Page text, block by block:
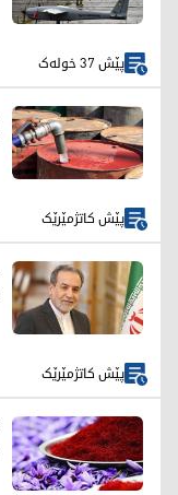
پێش 37 خولەک
پێش کاتژمێرێک
پێش کاتژمێرێک